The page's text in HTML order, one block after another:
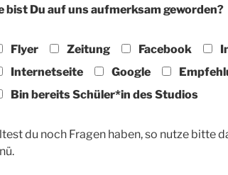
bist Du auf uns aufmerksam geworden?
Flyer Zeitung Facebook
Internetseite
Google
Bin bereits Schüler*in des Studios
du noch Fragen haben, so nutze bitte